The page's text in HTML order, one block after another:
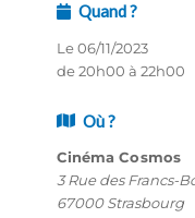
Quand ?
Le 06/11/2023
de 20h00 à 22h00
Où ?
Cinéma Cosmos
3 Rue des Francs-
67000 Strasbourg